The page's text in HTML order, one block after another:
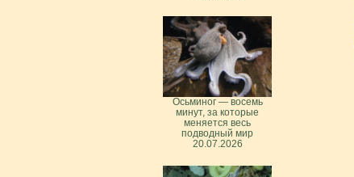
Осьминог — восемь
минут, за которые
меняется весь
подводный мир
20.07.2026